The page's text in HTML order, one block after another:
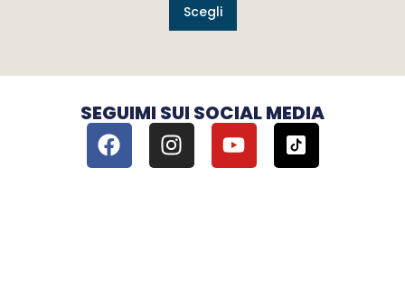
Scegli
SEGUIMI SUI SOCIAL MEDIA